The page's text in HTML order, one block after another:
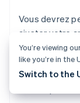
Vous devrez
ajuster votre
un écho sur le
éléments
You’re viewing
like you’re in the
Switch to the